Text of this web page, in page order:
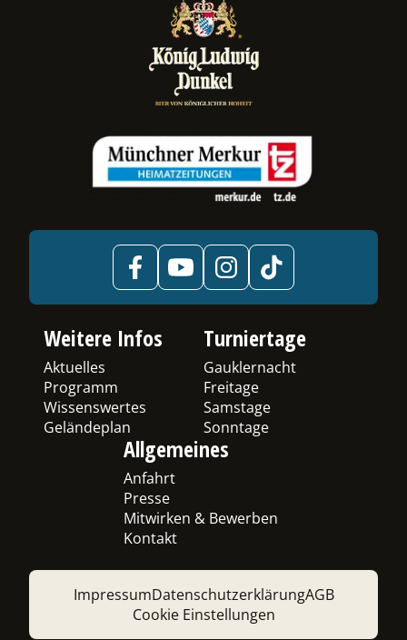
Weitere Infos
Aktuelles
Programm
Wissenswertes
Geländeplan
Turniertage
Gauklernacht
Freitage
Samstage
Sonntage
Allgemeines
Anfahrt
Presse
Mitwirken & Bewerben
Kontakt
ImpressumDatenschutzerklärungAGB
Cookie Einstellungen